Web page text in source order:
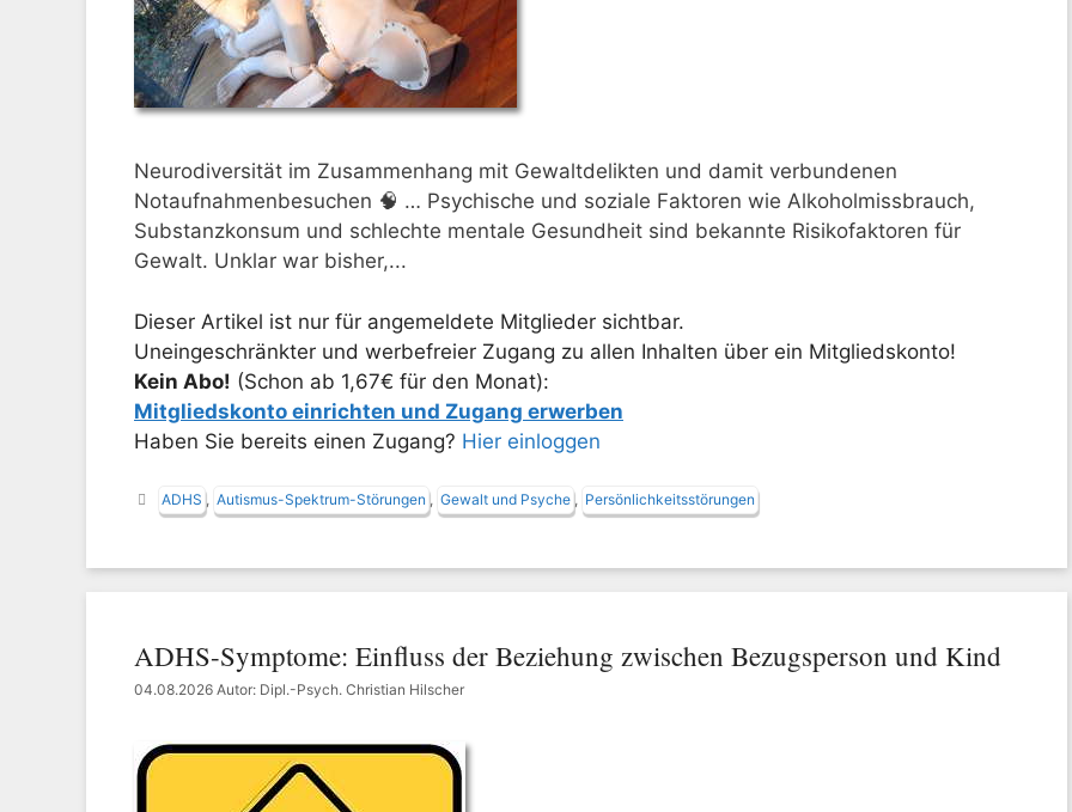
Neurodiversität im Zusammenhang mit Gewaltdelikten und damit verbundenen
Notaufnahmenbesuchen 🧠 … Psychische und soziale Faktoren wie Alkoholmissbrauch,
Substanzkonsum und schlechte mentale Gesundheit sind bekannte Risikofaktoren für
Gewalt. Unklar war bisher,...
Dieser Artikel ist nur für angemeldete Mitglieder sichtbar.
Uneingeschränkter und werbefreier Zugang zu allen Inhalten über ein Mitgliedskonto!
Kein Abo! (Schon ab 1,67€ für den Monat):
Mitgliedskonto einrichten und Zugang erwerben
Haben Sie bereits einen Zugang? Hier einloggen
Schlagwörter
ADHS , Autismus-Spektrum-Störungen , Gewalt und Psyche , Persönlichkeitsstörungen
ADHS-Symptome: Einfluss der Beziehung zwischen Bezugsperson und Kind
04.08.2026 Autor: Dipl.-Psych. Christian Hilscher